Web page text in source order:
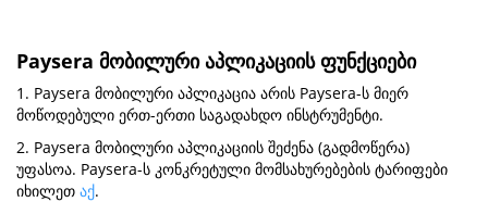
Paysera მობილური აპლიკაციის ფუნქციები
1. Paysera მობილური აპლიკაცია არის Paysera-ს მიერ
მოწოდებული ერთ-ერთი საგადახდო ინსტრუმენტი.
2. Paysera მობილური აპლიკაციის შეძენა (გადმოწერა)
უფასოა. Paysera-ს კონკრეტული მომსახურებების ტარიფები
იხილეთ აქ.